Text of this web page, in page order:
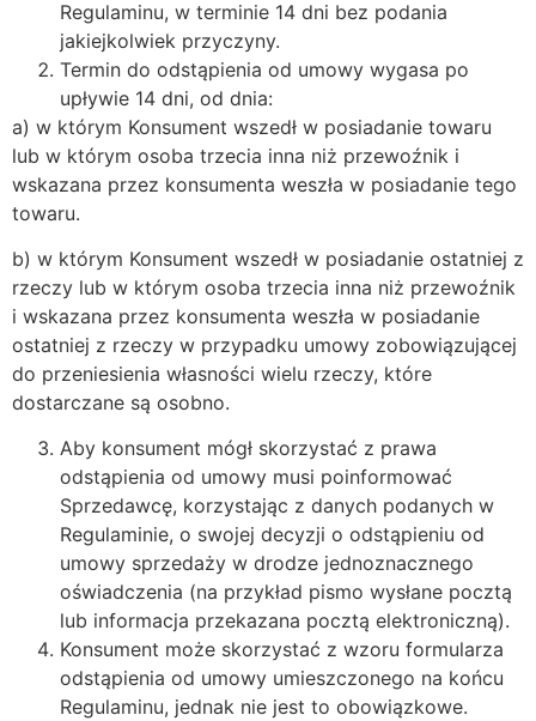
Regulaminu, w terminie 14 dni bez podania
jakiejkolwiek przyczyny.
Termin do odstąpienia od umowy wygasa po
upływie 14 dni, od dnia:
a) w którym Konsument wszedł w posiadanie towaru
lub w którym osoba trzecia inna niż przewoźnik i
wskazana przez konsumenta weszła w posiadanie tego
towaru.
b) w którym Konsument wszedł w posiadanie ostatniej z
rzeczy lub w którym osoba trzecia inna niż przewoźnik
i wskazana przez konsumenta weszła w posiadanie
ostatniej z rzeczy w przypadku umowy zobowiązującej
do przeniesienia własności wielu rzeczy, które
dostarczane są osobno.
Aby konsument mógł skorzystać z prawa
odstąpienia od umowy musi poinformować
Sprzedawcę, korzystając z danych podanych w
Regulaminie, o swojej decyzji o odstąpieniu od
umowy sprzedaży w drodze jednoznacznego
oświadczenia (na przykład pismo wysłane pocztą
lub informacja przekazana pocztą elektroniczną).
Konsument może skorzystać z wzoru formularza
odstąpienia od umowy umieszczonego na końcu
Regulaminu, jednak nie jest to obowiązkowe.